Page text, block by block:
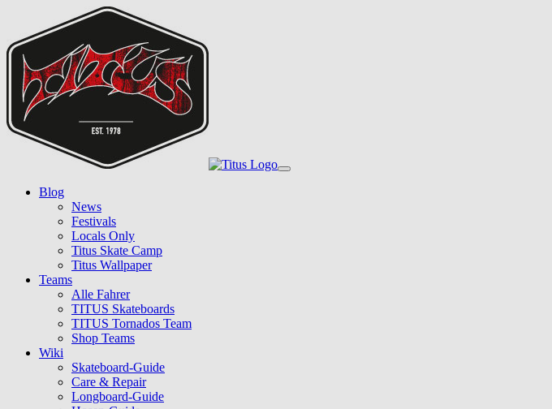
main
content
Toggle
Blog
News
Festivals
Locals Only
Titus Skate Camp
Titus Wallpaper
Teams
Alle Fahrer
TITUS Skateboards
TITUS Tornados Team
Shop Teams
Wiki
Skateboard-Guide
Care & Repair
Longboard-Guide